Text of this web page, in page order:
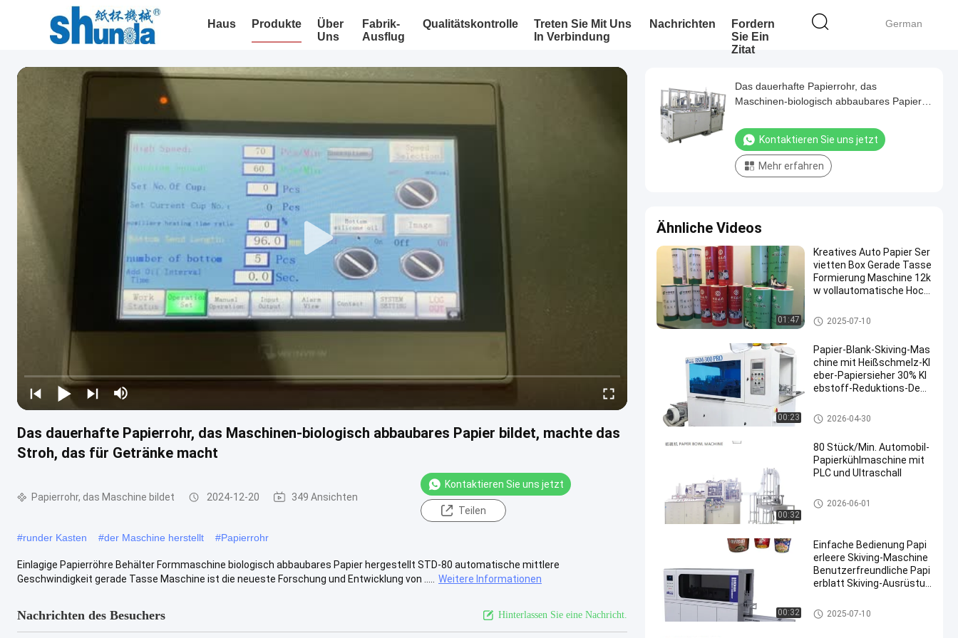
German
Haus Produkte
Über
Uns
Fabrik-
Ausflug
Qualitätskontrolle
Treten Sie Mit Uns
In Verbindung
Nachrichten
Fordern
Sie Ein
Zitat
Das dauerhafte Papierrohr, das Maschinen-biologisch abbaubares Papier bildet, machte das
Stroh, das für Getränke macht
Papierrohr, das Maschine bildet 2024-12-20 349 Ansichten
Kontaktieren Sie uns jetzt
Teilen
#runder Kasten #der Maschine herstellt #Papierrohr
Einlagige Papierröhre Behälter Formmaschine biologisch abbaubares Papier hergestellt STD-80 automatische mittlere
Geschwindigkeit gerade Tasse Maschine ist die neueste Forschung und Entwicklung von .....
Weitere Informationen
Nachrichten des Besuchers Hinterlassen Sie eine Nachricht.
Das dauerhafte Papierrohr, das
Maschinen-biologisch abbaubares Papier
macht
Kontaktieren Sie uns jetzt
Mehr erfahren
Ähnliche Videos
01:47
Kreatives Auto Papier Ser
vietten Box Gerade Tasse
Formierung Maschine 12k
w vollautomatische Hoch
Papierrohr, das Maschine bilde
t
2025-07-10
00:23
Papier-Blank-Skiving-Mas
chine mit Heißschmelz-Kl
eber-Papiersieher 30% Kl
ebstoff-Reduktions-Desi
Papierleere Schiebe-Maschine
2026-04-30
00:32
80 Stück/Min. Automobil-
Papierkühlmaschine mit
PLC und Ultraschall
Papierschüssel, die Maschine
herstellt
2026-06-01
00:32
Einfache Bedienung Papi
erleere Skiving-Maschine
Benutzerfreundliche Papi
erblatt Skiving-Ausrüstun
Papierleere Schiebe-Maschine
2025-07-10